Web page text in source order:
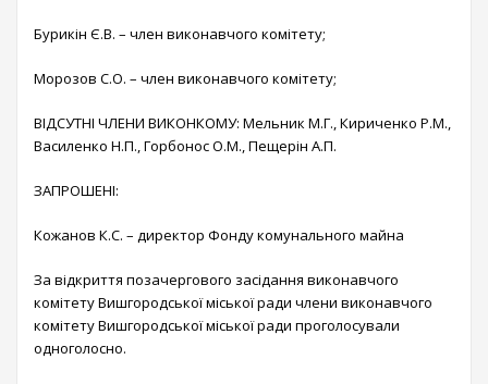
Бурикін Є.В. – член виконавчого комітету;
Морозов С.О. – член виконавчого комітету;
ВІДСУТНІ ЧЛЕНИ ВИКОНКОМУ: Мельник М.Г., Кириченко Р.М.,
Василенко Н.П., Горбонос О.М., Пещерін А.П.
ЗАПРОШЕНІ:
Кожанов К.С. – директор Фонду комунального майна
За відкриття позачергового засідання виконавчого
комітету Вишгородської міської ради члени виконавчого
комітету Вишгородської міської ради проголосували
одноголосно.